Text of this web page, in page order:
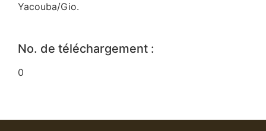
Yacouba/Gio.
No. de téléchargement :
0